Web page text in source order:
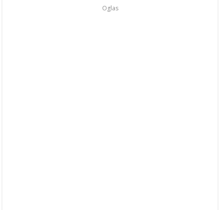
Oglas